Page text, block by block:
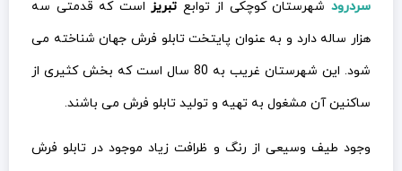
سردرودشهرستان کوچکی از توابع تبریزاست که قدمتی سه
هزار ساله دارد و به عنوان پایتخت تابلو فرش جهان شناخته می
شود. این شهرستان غریب به 80 سال است که بخش کثیری از
ساکنین آن مشغول به تهیه و تولید تابلو فرش می باشند.
وجود طیف وسیعی از رنگ و ظرافت زیاد موجود در تابلو فرش